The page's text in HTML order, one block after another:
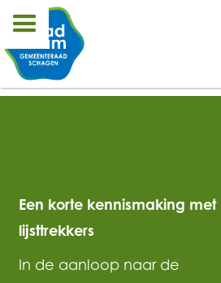
Een korte kennismaking met
lijsttrekkers
In de aanloop naar de